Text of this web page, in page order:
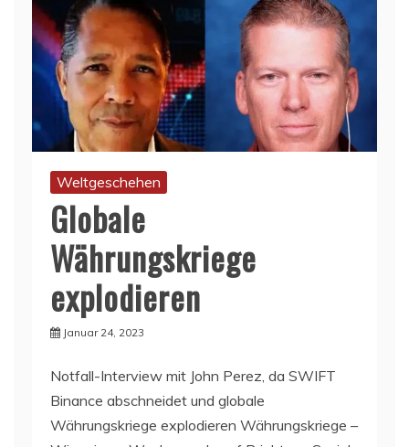
Weltgeschehen
Globale
Währungskriege
explodieren
Januar 24, 2023
Notfall-Interview mit John Perez, da SWIFT
Binance abschneidet und globale
Währungskriege explodieren Währungskriege –